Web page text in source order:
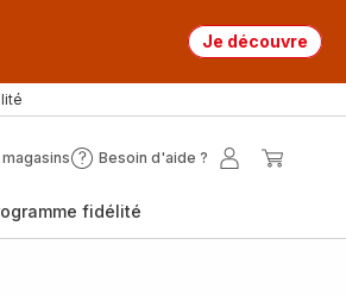
Je découvre
Besoin d'aide ?
Besoin
?
Mon
fidélité